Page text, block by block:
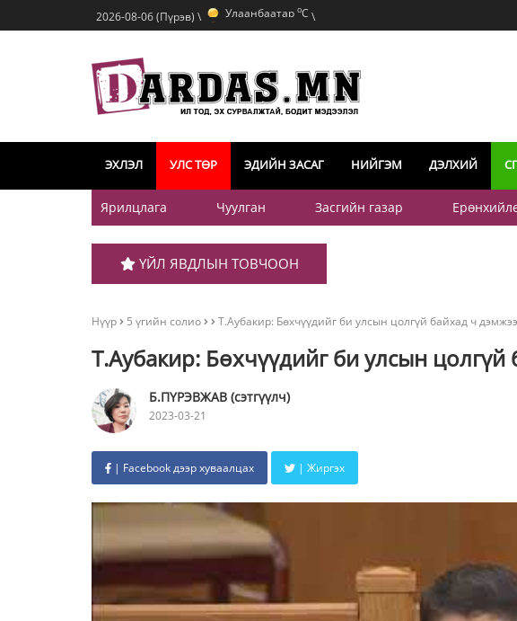
2026-08-06 (Пүрэв) \
Дархан oC
Эрдэнэт oC
\
ЭХЛЭЛ УЛС ТӨР ЭДИЙН ЗАСАГ НИЙГЭМ ДЭЛХИЙ
Ярилцлага Чуулган Засгийн газар
ҮЙЛ ЯВДЛЫН ТОВЧООН
Нүүр 5 үгийн солио Т.Аубакир: Бөхчүүдийг би улсын цолгүй байхад ч
Т.Аубакир: Бөхчүүдийг би улсын
Б.ПҮРЭВЖАВ (сэтгүүлч)
2023-03-21
| Facebook дээр хуваалцах | Жиргэх